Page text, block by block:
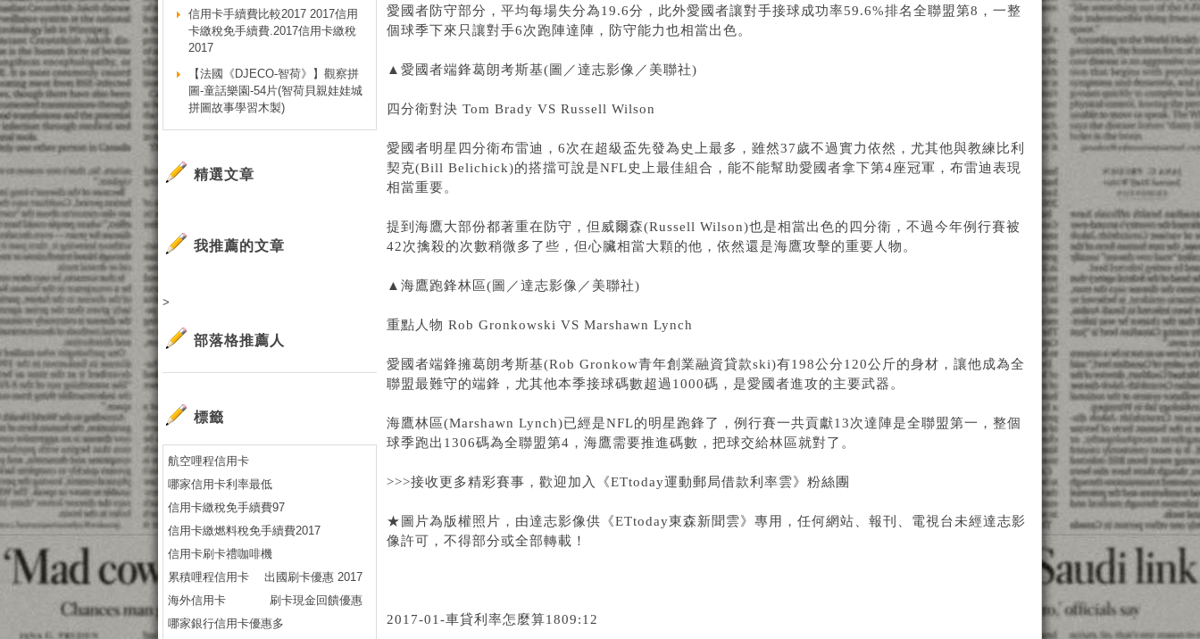
愛國者防守部分，平均每場失分為19.6分，此外愛國者讓對手接球成功率59.6%排名全聯盟第8，一整
個球季下來只讓對手6次跑陣達陣，防守能力也相當出色。
▲愛國者端鋒葛朗考斯基(圖／達志影像／美聯社)
四分衛對決 Tom Brady VS Russell Wilson
愛國者明星四分衛布雷迪，6次在超級盃先發為史上最多，雖然37歲不過實力依然，尤其他與教練比利
契克(Bill Belichick)的搭擋可說是NFL史上最佳組合，能不能幫助愛國者拿下第4座冠軍，布雷迪表現
相當重要。
提到海鷹大部份都著重在防守，但威爾森(Russell Wilson)也是相當出色的四分衛，不過今年例行賽被
42次擒殺的次數稍微多了些，但心臟相當大顆的他，依然還是海鷹攻擊的重要人物。
▲海鷹跑鋒林區(圖／達志影像／美聯社)
重點人物 Rob Gronkowski VS Marshawn Lynch
愛國者端鋒擁葛朗考斯基(Rob Gronkow青年創業融資貸款ski)有198公分120公斤的身材，讓他成為全
聯盟最難守的端鋒，尤其他本季接球碼數超過1000碼，是愛國者進攻的主要武器。
海鷹林區(Marshawn Lynch)已經是NFL的明星跑鋒了，例行賽一共貢獻13次達陣是全聯盟第一，整個
球季跑出1306碼為全聯盟第4，海鷹需要推進碼數，把球交給林區就對了。
>>>接收更多精彩賽事，歡迎加入《ETtoday運動郵局借款利率雲》粉絲團
★圖片為版權照片，由達志影像供《ETtoday東森新聞雲》專用，任何網站、報刊、電視台未經達志影
像許可，不得部分或全部轉載！
2017-01-車貸利率怎麼算1809:12
信用卡手續費比較2017 2017信用
卡繳稅免手續費.2017信用卡繳稅
2017
【法國《DJECO-智荷》】觀察拼
圖-童話樂園-54片(智荷貝親娃娃城
拼圖故事學習木製)
精選文章
我推薦的文章
>
部落格推薦人
標籤
航空哩程信用卡
哪家信用卡利率最低
信用卡繳稅免手續費97
信用卡繳燃料稅免手續費2017
信用卡刷卡禮咖啡機
累積哩程信用卡
出國刷卡優惠 2017
海外信用卡
刷卡現金回饋優惠
哪家銀行信用卡優惠多